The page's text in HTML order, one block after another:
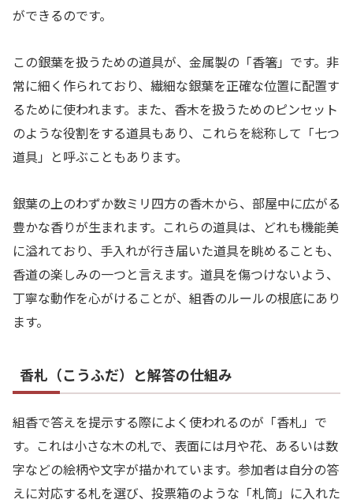
ができるのです。
この銀葉を扱うための道具が、金属製の「香箸」です。非
常に細く作られており、繊細な銀葉を正確な位置に配置す
るために使われます。また、香木を扱うためのピンセット
のような役割をする道具もあり、これらを総称して「七つ
道具」と呼ぶこともあります。
銀葉の上のわずか数ミリ四方の香木から、部屋中に広がる
豊かな香りが生まれます。これらの道具は、どれも機能美
に溢れており、手入れが行き届いた道具を眺めることも、
香道の楽しみの一つと言えます。道具を傷つけないよう、
丁寧な動作を心がけることが、組香のルールの根底にあり
ます。
香札（こうふだ）と解答の仕組み
組香で答えを提示する際によく使われるのが「香札」で
す。これは小さな木の札で、表面には月や花、あるいは数
字などの絵柄や文字が描かれています。参加者は自分の答
えに対応する札を選び、投票箱のような「札筒」に入れた